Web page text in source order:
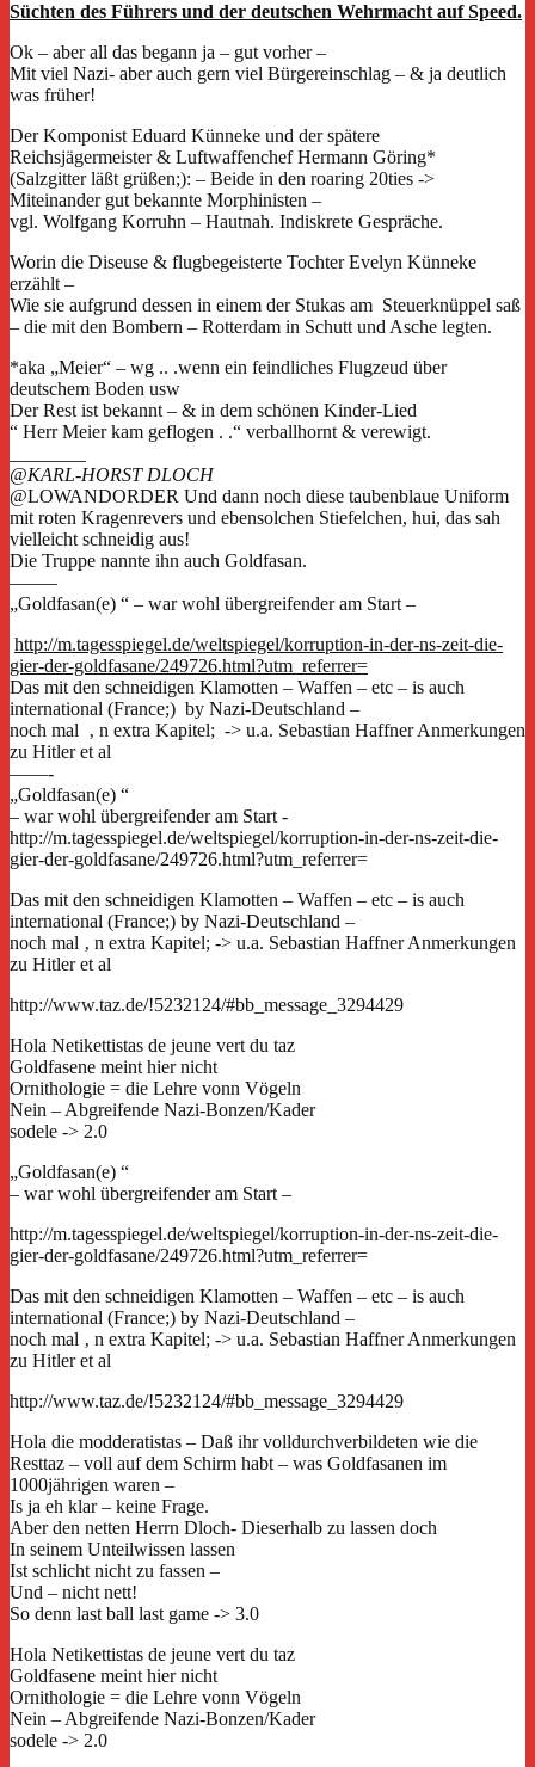
Süchten des Führers und der deutschen Wehrmacht auf Speed.
Ok – aber all das begann ja – gut vorher –
Mit viel Nazi- aber auch gern viel Bürgereinschlag – & ja deutlich
was früher!
Der Komponist Eduard Künneke und der spätere
Reichsjägermeister & Luftwaffenchef Hermann Göring*
(Salzgitter läßt grüßen;): – Beide in den roaring 20ties ->
Miteinander gut bekannte Morphinisten –
vgl. Wolfgang Korruhn – Hautnah. Indiskrete Gespräche.
Worin die Diseuse & flugbegeisterte Tochter Evelyn Künneke
erzählt –
Wie sie aufgrund dessen in einem der Stukas am Steuerknüppel saß
– die mit den Bombern – Rotterdam in Schutt und Asche legten.
*aka „Meier“ – wg .. .wenn ein feindliches Flugzeud über
deutschem Boden usw
Der Rest ist bekannt – & in dem schönen Kinder-Lied
“ Herr Meier kam geflogen . .“ verballhornt & verewigt.
@KARL-HORST DLOCH
@LOWANDORDER Und dann noch diese taubenblaue Uniform
mit roten Kragenrevers und ebensolchen Stiefelchen, hui, das sah
vielleicht schneidig aus!
Die Truppe nannte ihn auch Goldfasan.
——–
„Goldfasan(e) “ – war wohl übergreifender am Start –
http://m.tagesspiegel.de/weltspiegel/korruption-in-der-ns-zeit-die-
gier-der-goldfasane/249726.html?utm_referrer=
Das mit den schneidigen Klamotten – Waffen – etc – is auch
international (France;) by Nazi-Deutschland –
noch mal ‚ n extra Kapitel; -> u.a. Sebastian Haffner Anmerkungen
zu Hitler et al
——-
„Goldfasan(e) “
– war wohl übergreifender am Start -
http://m.tagesspiegel.de/weltspiegel/korruption-in-der-ns-zeit-die-
gier-der-goldfasane/249726.html?utm_referrer=
Das mit den schneidigen Klamotten – Waffen – etc – is auch
international (France;) by Nazi-Deutschland –
noch mal ‚ n extra Kapitel; -> u.a. Sebastian Haffner Anmerkungen
zu Hitler et al
http://www.taz.de/!5232124/#bb_message_3294429
Hola Netikettistas de jeune vert du taz
Goldfasene meint hier nicht
Ornithologie = die Lehre vonn Vögeln
Nein – Abgreifende Nazi-Bonzen/Kader
sodele -> 2.0
„Goldfasan(e) “
– war wohl übergreifender am Start –
http://m.tagesspiegel.de/weltspiegel/korruption-in-der-ns-zeit-die-
gier-der-goldfasane/249726.html?utm_referrer=
Das mit den schneidigen Klamotten – Waffen – etc – is auch
international (France;) by Nazi-Deutschland –
noch mal ‚ n extra Kapitel; -> u.a. Sebastian Haffner Anmerkungen
zu Hitler et al
http://www.taz.de/!5232124/#bb_message_3294429
Hola die modderatistas – Daß ihr volldurchverbildeten wie die
Resttaz – voll auf dem Schirm habt – was Goldfasanen im
1000jährigen waren –
Is ja eh klar – keine Frage.
Aber den netten Herrn Dloch- Dieserhalb zu lassen doch
In seinem Unteilwissen lassen
Ist schlicht nicht zu fassen –
Und – nicht nett!
So denn last ball last game -> 3.0
Hola Netikettistas de jeune vert du taz
Goldfasene meint hier nicht
Ornithologie = die Lehre vonn Vögeln
Nein – Abgreifende Nazi-Bonzen/Kader
sodele -> 2.0